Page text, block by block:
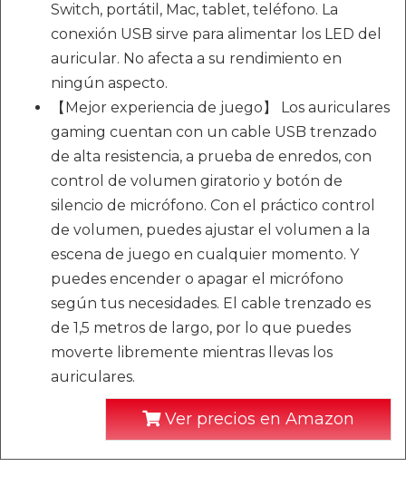
Switch, portátil, Mac, tablet, teléfono. La
conexión USB sirve para alimentar los LED del
auricular. No afecta a su rendimiento en
ningún aspecto.
【Mejor experiencia de juego】 Los auriculares
gaming cuentan con un cable USB trenzado
de alta resistencia, a prueba de enredos, con
control de volumen giratorio y botón de
silencio de micrófono. Con el práctico control
de volumen, puedes ajustar el volumen a la
escena de juego en cualquier momento. Y
puedes encender o apagar el micrófono
según tus necesidades. El cable trenzado es
de 1,5 metros de largo, por lo que puedes
moverte libremente mientras llevas los
auriculares.
Ver precios en Amazon